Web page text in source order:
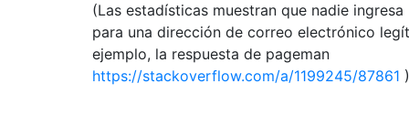
(Las estadísticas muestran que nadie
para una dirección de correo electrónico
ejemplo, la respuesta de pageman
https://stackoverflow.com/a/1199245/87861 )